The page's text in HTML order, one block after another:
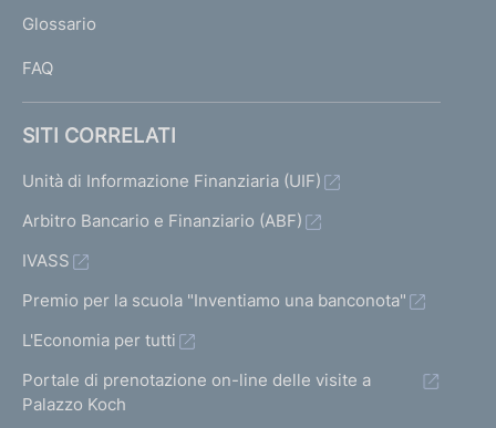
IGlossario
FAQ
SITI CORRELATI
Unità di Informazione Finanziaria (UIF)
Arbitro Bancario e Finanziario (ABF)
IVASS
Premio per la scuola "Inventiamo una banconota"
L'Economia per tutti
Portale di prenotazione on-line delle visite a
Palazzo Koch